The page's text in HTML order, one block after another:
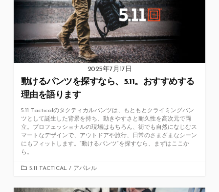
2025年7月17日
動けるパンツを探すなら、5.11。おすすめする
理由を語ります
5.11 Tacticalのタクティカルパンツは、もともとクライミングパン
ツとして誕生した背景を持ち、動きやすさと耐久性を高次元で両
立。プロフェッショナルの現場はもちろん、街でも自然になじむス
マートなデザインで、アウトドアや旅行、日常のさまざまなシーン
にもフィットします。“動けるパンツ”を探すなら、まずはここか
ら。
カ
ゴ
5.11 TACTICAL / アパレル